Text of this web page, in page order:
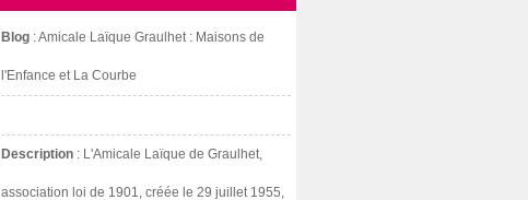
Blog : Amicale Laïque Graulhet : Maisons de
l'Enfance et La Courbe
Description : L'Amicale Laïque de Graulhet,
association loi de 1901, créée le 29 juillet 1955,